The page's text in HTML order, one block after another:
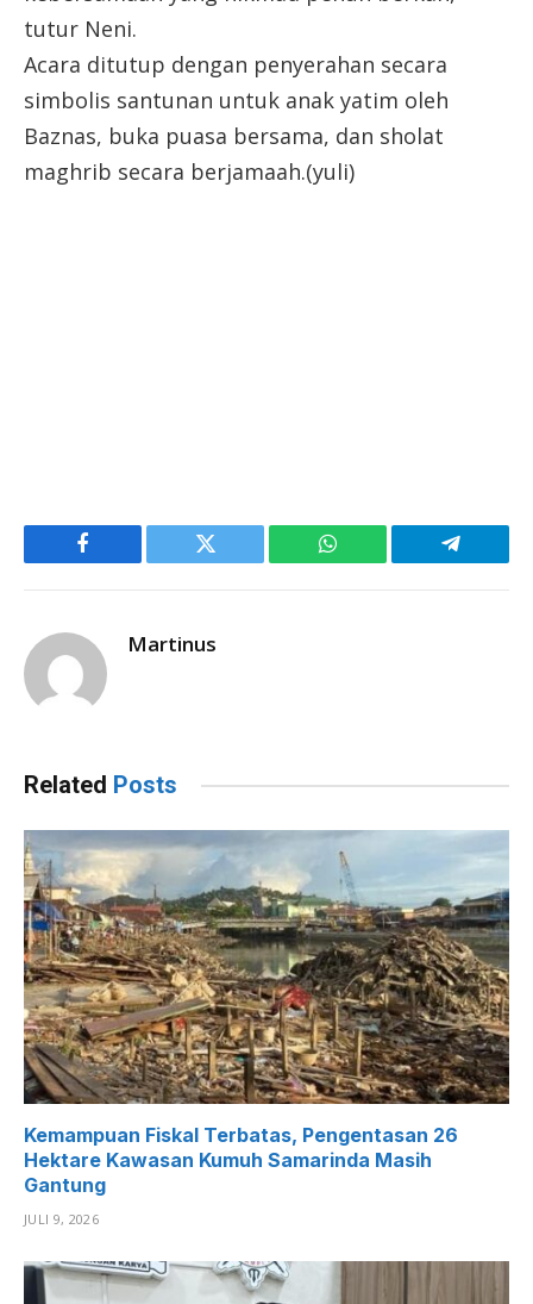
tutur Neni.
Acara ditutup dengan penyerahan secara
simbolis santunan untuk anak yatim oleh
Baznas, buka puasa bersama, dan sholat
maghrib secara berjamaah.(yuli)
Facebook Twitter WhatsApp Telegram
Martinus
Related Posts
Kemampuan Fiskal Terbatas, Pengentasan 26
Hektare Kawasan Kumuh Samarinda Masih
Gantung
JULI 9, 2026